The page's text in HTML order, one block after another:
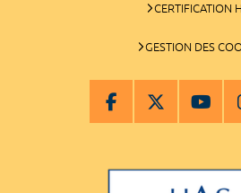
CERTIFICATION
GESTION DES